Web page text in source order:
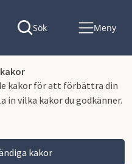
kakor för att förbättra din
in vilka kakor du godkänner.
kakor
Sök Meny